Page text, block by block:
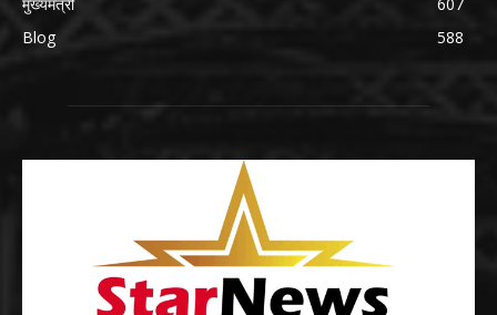
Blog
588